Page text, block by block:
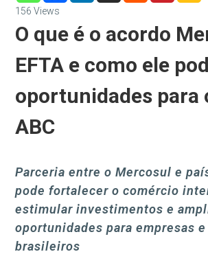
156 Views
O que é o acordo
EFTA e como ele
oportunidades para
ABC
Parceria entre o Mercosul e
pode fortalecer o comércio
estimular investimentos e
oportunidades para empresas
brasileiros